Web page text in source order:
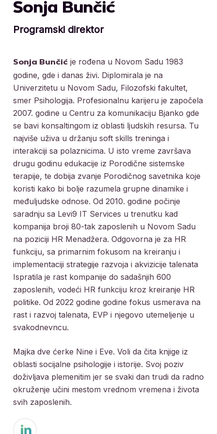
Sonja Bunčić
Programski direktor
Sonja Bunčićje rođena u Novom Sadu 1983
godine, gde i danas živi. Diplomirala je na
Univerzitetu u Novom Sadu, Filozofski fakultet,
smer Psihologija. Profesionalnu karijeru je započela
2007. godine u Centru za komunikaciju Bjanko gde
se bavi konsaltingom iz oblasti ljudskih resursa. Tu
najviše uživa u držanju soft skills treninga i
interakciji sa polaznicima. U isto vreme završava
drugu godinu edukacije iz Porodične sistemske
terapije, te dobija zvanje Porodičnog savetnika koje
koristi kako bi bolje razumela grupne dinamike i
međuljudske odnose. Od 2010. godine počinje
saradnju sa Levi9 IT Services u trenutku kad
kompanija broji 80-tak zaposlenih u Novom Sadu
na poziciji HR Menadžera. Odgovorna je za HR
funkciju, sa primarnim fokusom na kreiranju i
implementaciji strategije razvoja i akvizicije talenata
Ispratila je rast kompanije do sadašnjih 600
zaposlenih, vodeći HR funkciju kroz kreiranje HR
politike. Od 2022 godine godine fokus usmerava na
rast i razvoj talenata, EVP i njegovo utemeljenje u
svakodnevncu.
Majka dve ćerke Nine i Eve. Voli da čita knjige iz
oblasti socijalne psihologije i istorije. Svoj poziv
doživljava plemenitim jer se svaki dan trudi da radno
okruženje učini mestom vrednom vremena i života
svih zaposlenih.